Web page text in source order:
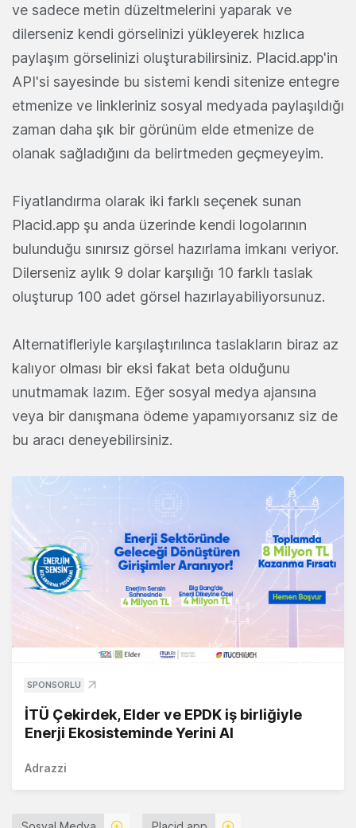
ve sadece metin düzeltmelerini yaparak ve
dilerseniz kendi görselinizi yükleyerek hızlıca
paylaşım görselinizi oluşturabilirsiniz. Placid.app'in
API'si sayesinde bu sistemi kendi sitenize entegre
etmenize ve linkleriniz sosyal medyada paylaşıldığı
zaman daha şık bir görünüm elde etmenize de
olanak sağladığını da belirtmeden geçmeyeyim.
Fiyatlandırma olarak iki farklı seçenek sunan
Placid.app şu anda üzerinde kendi logolarının
bulunduğu sınırsız görsel hazırlama imkanı veriyor.
Dilerseniz aylık 9 dolar karşılığı 10 farklı taslak
oluşturup 100 adet görsel hazırlayabiliyorsunuz.
Alternatifleriyle karşılaştırılınca taslakların biraz az
kalıyor olması bir eksi fakat beta olduğunu
unutmamak lazım. Eğer sosyal medya ajansına
veya bir danışmana ödeme yapamıyorsanız siz de
bu aracı deneyebilirsiniz.
SPONSORLU
İTÜ Çekirdek, Elder ve EPDK iş birliğiyle
Enerji Ekosisteminde Yerini Al
Adrazzi